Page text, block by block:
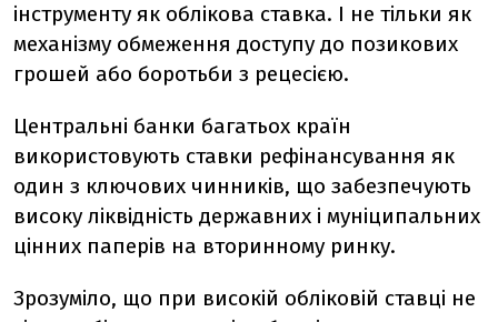
інструменту як облікова ставка. І не тільки як
механізму обмеження доступу до позикових
грошей або боротьби з рецесією.
Центральні банки багатьох країн
використовують ставки рефінансування як
один з ключових чинників, що забезпечують
високу ліквідність державних і муніципальних
цінних паперів на вторинному ринку.
Зрозуміло, що при високій обліковій ставці не